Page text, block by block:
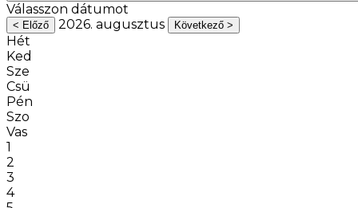
Válasszon dátumot
< Előző 2026. augusztus Következő >
Hét
Ked
Sze
Csü
Pén
Szo
Vas
1
2
3
4